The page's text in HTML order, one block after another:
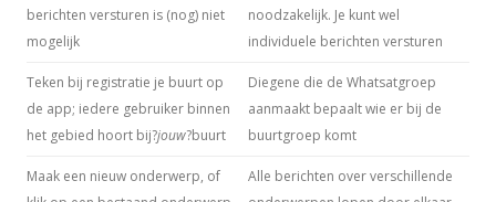
berichten versturen is (nog) niet
mogelijk
noodzakelijk. Je kunt wel
individuele berichten versturen
Teken bij registratie je buurt op
de app; iedere gebruiker binnen
het gebied hoort bij?jouw?buurt
Diegene die de Whatsatgroep
aanmaakt bepaalt wie er bij de
buurtgroep komt
Maak een nieuw onderwerp, of
Alle berichten over verschillende